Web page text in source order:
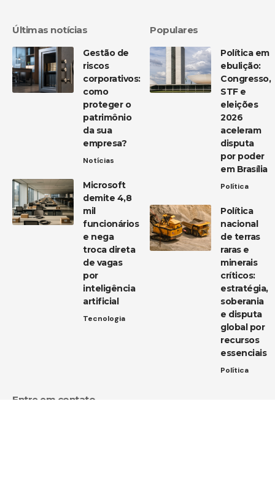
Últimas notícias
Gestão de
riscos
corporativos:
como
proteger o
patrimônio
da sua
empresa?
Notícias
Microsoft
demite 4,8
mil
funcionários
e nega
troca direta
de vagas
por
inteligência
artificial
Tecnologia
Populares
Política em
ebulição:
Congresso,
STF e
eleições
2026
aceleram
disputa
por poder
em Brasília
Política
Política
nacional
de terras
raras e
minerais
críticos:
estratégia,
soberania
e disputa
global por
recursos
essenciais
Política
Entre em contato